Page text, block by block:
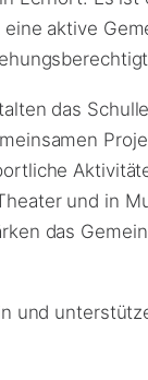
aktive
das
und in
das
und